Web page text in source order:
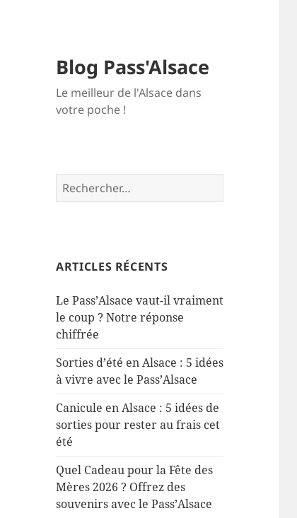
Blog Pass'Alsace
Le meilleur de l'Alsace dans
votre poche !
Rechercher :
ARTICLES RÉCENTS
Le Pass’Alsace vaut-il vraiment
le coup ? Notre réponse
chiffrée
Sorties d’été en Alsace : 5 idées
à vivre avec le Pass’Alsace
Canicule en Alsace : 5 idées de
sorties pour rester au frais cet
été
Quel Cadeau pour la Fête des
Mères 2026 ? Offrez des
souvenirs avec le Pass’Alsace